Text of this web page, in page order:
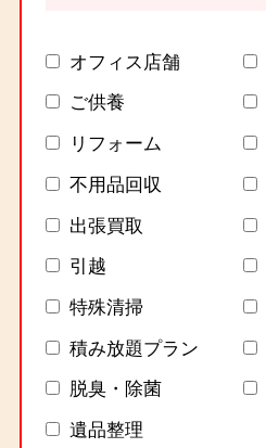
オフィス店舗
ご供養
リフォーム
不用品回収
出張買取
引越
特殊清掃
積み放題プラン
脱臭・除菌
遺品整理